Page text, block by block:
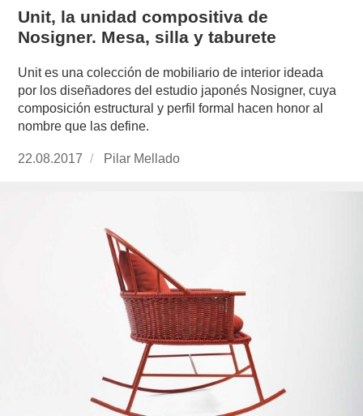
Unit, la unidad compositiva de
Nosigner. Mesa, silla y taburete
Unit es una colección de mobiliario de interior ideada
por los diseñadores del estudio japonés Nosigner, cuya
composición estructural y perfil formal hacen honor al
nombre que las define.
Publicado
22.08.2017
https://www.experimenta.es/author/pilar-
Pilar Mellado